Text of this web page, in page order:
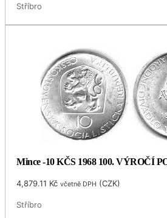
Stříbro
Mince -10 KČS 1968 100.
4,879.11 Kč včetně DPH (CZK)
Stříbro